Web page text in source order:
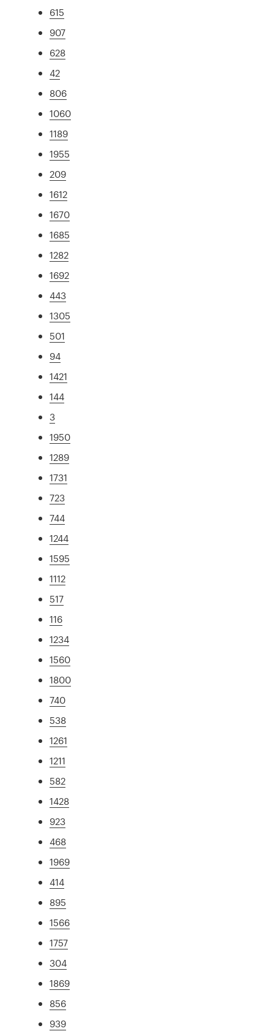
615
907
628
42
806
1060
1189
1955
209
1612
1670
1685
1282
1692
443
1305
501
94
1421
144
3
1950
1289
1731
723
744
1244
1595
1112
517
116
1234
1560
1800
740
538
1261
1211
582
1428
923
468
1969
414
895
1566
1757
304
1869
856
939